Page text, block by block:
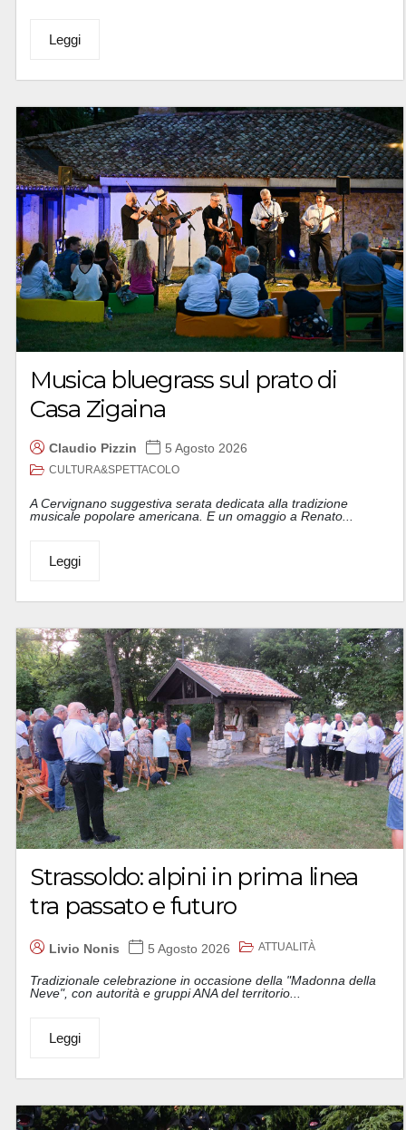
Leggi
Musica bluegrass sul prato di
Casa Zigaina
Claudio Pizzin 5 Agosto 2026
CULTURA&SPETTACOLO
A Cervignano suggestiva serata dedicata alla tradizione
musicale popolare americana. E un omaggio a Renato...
Leggi
Strassoldo: alpini in prima linea
tra passato e futuro
Livio Nonis 5 Agosto 2026 ATTUALITÀ
Tradizionale celebrazione in occasione della "Madonna della
Neve", con autorità e gruppi ANA del territorio...
Leggi